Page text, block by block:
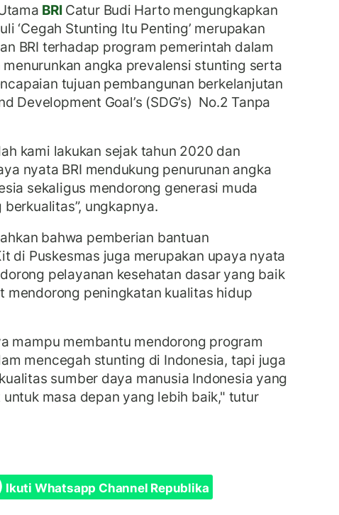
BRI Catur Budi Harto mengungkapkan
‘Cegah Stunting Itu Penting’ merupakan
BRI terhadap program pemerintah dalam
angka prevalensi stunting serta
tujuan pembangunan berkelanjutan
Development Goal’s (SDG’s) No.2 Tanpa
kami lakukan sejak tahun 2020 dan
nyata BRI mendukung penurunan angka
sekaligus mendorong generasi muda
ungkapnya.
bahwa pemberian bantuan
di Puskesmas juga merupakan upaya nyata
pelayanan kesehatan dasar yang baik
mendorong peningkatan kualitas hidup
mampu membantu mendorong program
mencegah stunting di Indonesia, tapi juga
sumber daya manusia Indonesia yang
masa depan yang lebih baik," tutur
Ikuti Whatsapp Channel Republika